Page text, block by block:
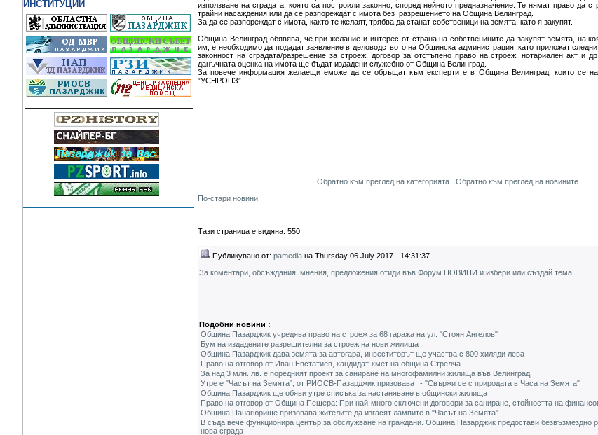
ИНСТИТУЦИИ
използване на сградата, която са построили законно, според нейното предназначение. Те нямат право да
трайни насаждения или да се разпореждат с имота без разрешението на Община Велинград.
За да се разпореждат с имота, както те желаят, трябва да станат собственици на земята, като я закупят.
Община Велинград обявява, че при желание и интерес от страна на собствениците да закупят земята, на
им, е необходимо да подадат заявление в деловодството на Общинска администрация, като приложат
законност на сградата/разрешение за строеж, договор за отстъпено право на строеж, нотариален акт и
данъчната оценка на имота ще бъдат издадени служебно от Община Велинград.
За повече информация желаещитеможе да се обръщат към експертите в Община Велинград, които се
”УСНРОПЗ”.
Обратно към преглед на категорията
Обратно към преглед на новините
По-стари новини
Тази страница е видяна: 550
Публикувано от: pamedia на Thursday 06 July 2017 - 14:31:37
За коментари, обсъждания, мнения, предложения отиди във Форум НОВИНИ и избери или създай тема
Подобни новини :
Община Пазарджик учредява право на строеж за 68 гаража на ул. "Стоян Ангелов"
Бум на издадените разрешителни за строеж на нови жилища
Община Пазарджик дава земята за автогара, инвеститорът ще участва с 800 хиляди лева
Право на отговор от Иван Евстатиев, кандидат-кмет на община Стрелча
За над 3 млн. лв. е поредният проект за саниране на многофамилни жилища във Велинград
Утре е "Часът на Земята", от РИОСВ-Пазарджик призовават - "Свържи се с природата в Часа на Земята"
Община Пазарджик ще обяви утре списъка за настаняване в общински жилища
Право на отговор от Община Пещера: При най-много сключени договори за саниране, стойността на
Община Панагюрище призовава жителите да изгасят лампите в "Часът на Земята"
В съда вече функционира център за обслужване на граждани. Община Пазарджик предостави безвъзмездно
нова сграда